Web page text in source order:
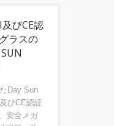
びCE認
ラスの
Day Sun
びCE認証
安全メガ